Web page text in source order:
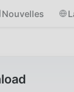
Nouvelles